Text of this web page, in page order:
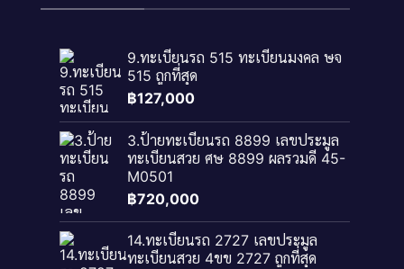
9.ทะเบียนรถ 515 ทะเบียนมงคล ษจ
515 ถูกที่สุด
฿127,000
3.ป้ายทะเบียนรถ 8899 เลขประมูล
ทะเบียนสวย ศษ 8899 ผลรวมดี 45-
M0501
฿720,000
14.ทะเบียนรถ 2727 เลขประมูล
ทะเบียนสวย 4ขข 2727 ถูกที่สุด